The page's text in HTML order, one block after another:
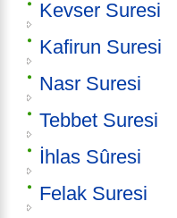
Kevser Suresi
Kafirun Suresi
Nasr Suresi
Tebbet Suresi
İhlas Sûresi
Felak Suresi